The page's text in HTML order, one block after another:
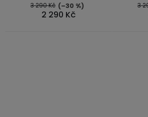
2 290 Kč
3 290 Kč (–30 %) 3